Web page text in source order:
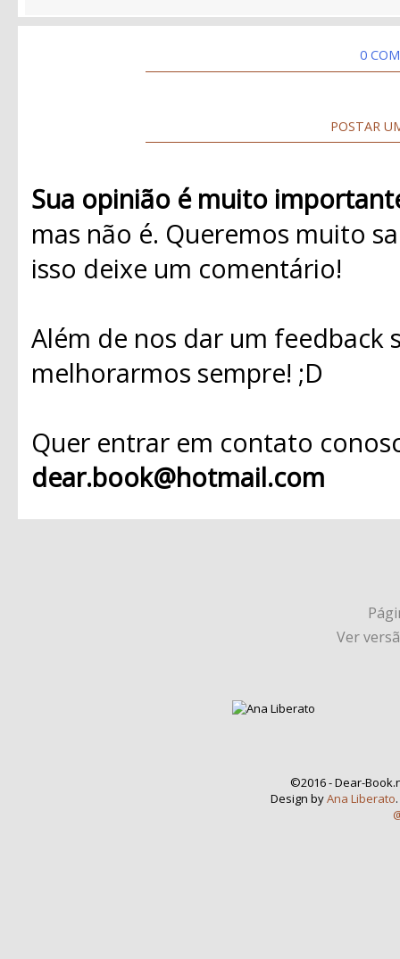
0
POSTAR
Sua opinião é muito
mas não é. Queremos muito
isso deixe um comentário!
Além de nos dar um
melhorarmos sempre! ;D
Quer entrar em contato
dear.book@hotmail.com
Ver
©2016 - Dear-
Design byAna Liberato